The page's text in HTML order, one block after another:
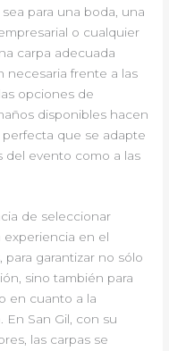
para una boda, una
o cualquier
carpa adecuada
necesaria frente a las
opciones de
disponibles hacen
que se adapte
del evento como a las
de seleccionar
experiencia en el
garantizar no sólo
sino también para
en cuanto a la
En San Gil, con su
las carpas se